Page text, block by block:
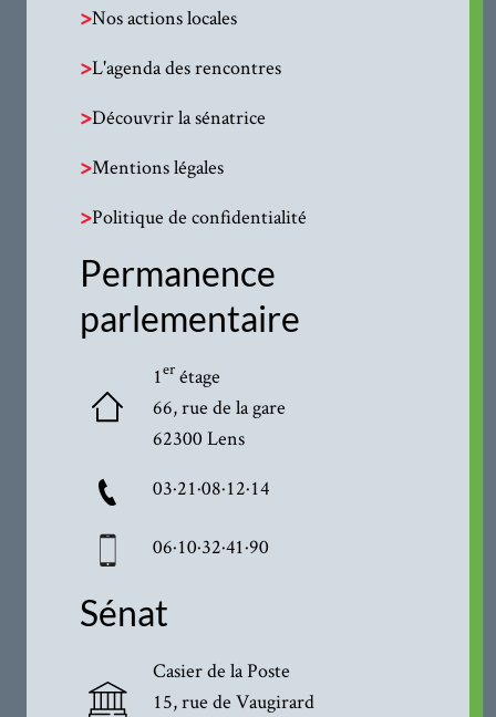
>Nos actions locales
>L'agenda des rencontres
>Découvrir la sénatrice
>Mentions légales
>Politique de confidentialité
Permanence
parlementaire
1erétage
66, rue de la gare
62300 Lens
03·21·08·12·14
06·10·32·41·90
Sénat
Casier de la Poste
15, rue de Vaugirard